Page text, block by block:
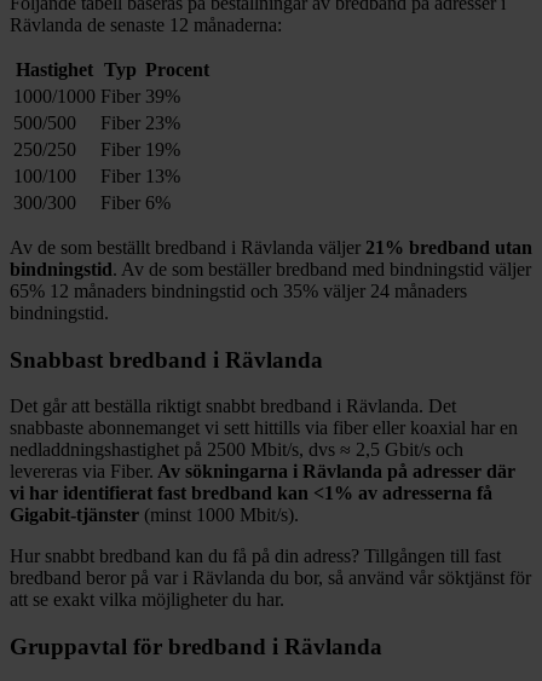
Rävlanda de senaste 12 månaderna:
Hastighet Typ Procent
1000/1000 Fiber 39%
500/500
Fiber 23%
250/250
Fiber 19%
100/100
Fiber 13%
300/300
Fiber 6%
Av de som beställt bredband i Rävlanda väljer 21% bredband utan
bindningstid. Av de som beställer bredband med bindningstid väljer
65% 12 månaders bindningstid och 35% väljer 24 månaders
bindningstid.
Snabbast bredband i Rävlanda
Det går att beställa riktigt snabbt bredband i Rävlanda. Det
snabbaste abonnemanget vi sett hittills via fiber eller koaxial har en
nedladdningshastighet på 2500 Mbit/s, dvs ≈ 2,5 Gbit/s och
levereras via Fiber. Av sökningarna i Rävlanda på adresser där
vi har identifierat fast bredband kan <1% av adresserna få
Gigabit-tjänster (minst 1000 Mbit/s).
Hur snabbt bredband kan du få på din adress? Tillgången till fast
bredband beror på var i Rävlanda du bor, så använd vår söktjänst för
att se exakt vilka möjligheter du har.
Gruppavtal för bredband i Rävlanda